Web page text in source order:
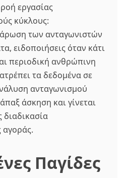
εργασίας
κύκλους:
των ανταγωνιστών
ειδοποιήσεις όταν κάτι
περιοδική ανθρώπινη
τα δεδομένα σε
ανταγωνισμού
άσκηση και γίνεται
διαδικασία
Παγίδες